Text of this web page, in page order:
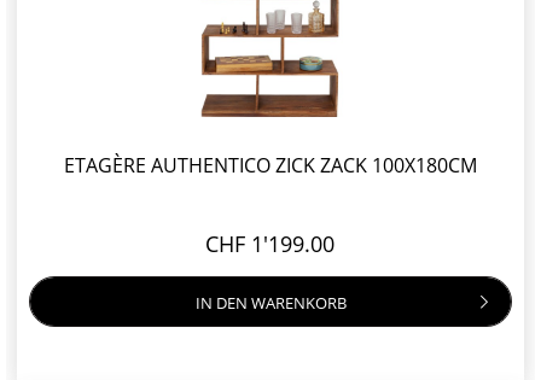
ETAGÈRE AUTHENTICO ZICK ZACK 100X180CM
CHF 1'199.00
IN DEN WARENKORB